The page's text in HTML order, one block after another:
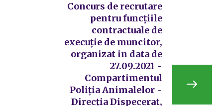
Concurs de recrutare
pentru funcțiile
contractuale de
execuție de muncitor,
organizat in data de
27.09.2021 -
Compartimentul
Poliția Animalelor -
Direcția Dispecerat,